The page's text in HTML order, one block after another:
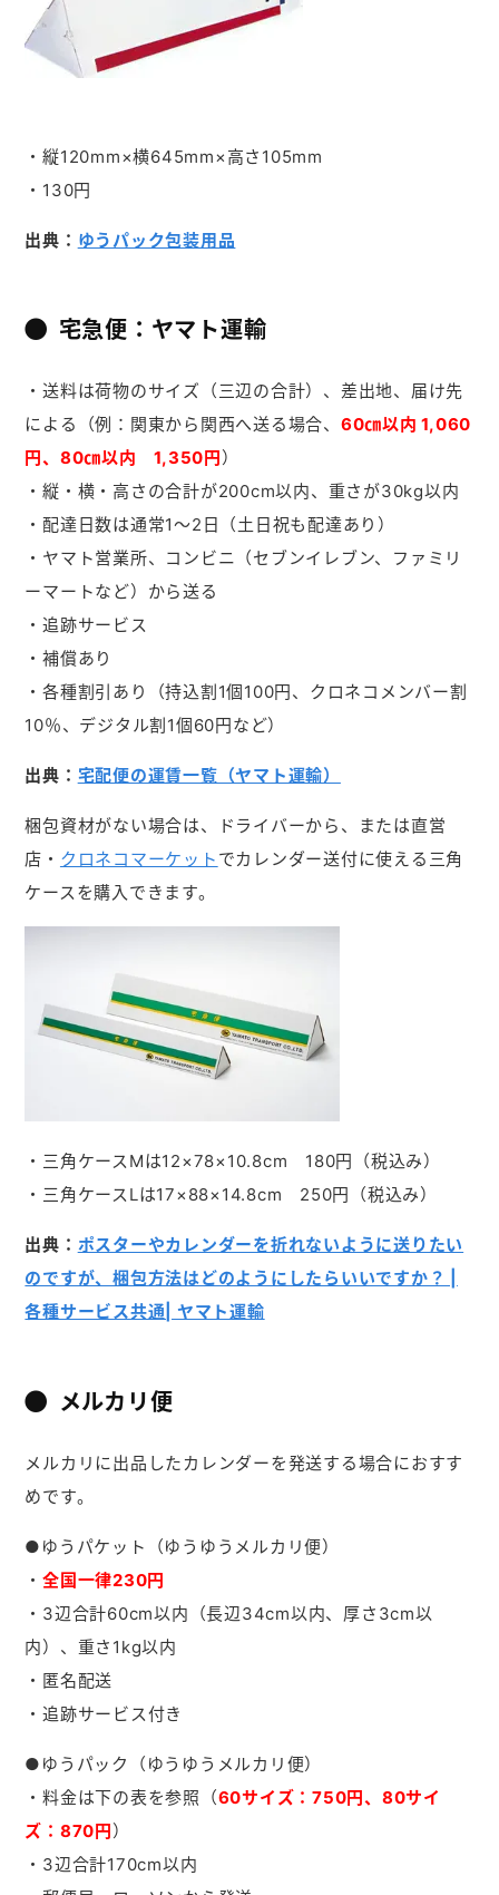
・縦120mm×横645mm×高さ105mm
・130円
出典： ゆうパック包装用品
宅急便：ヤマト運輸
・送料は荷物のサイズ（三辺の合計）、差出地、届け先
による（例：関東から関西へ送る場合、 60㎝以内 1,060
円、80㎝以内 1,350円 ）
・縦・横・高さの合計が200cm以内、重さが30kg以内
・配達日数は通常1～2日（土日祝も配達あり）
・ヤマト営業所、コンビニ（セブンイレブン、ファミリ
ーマートなど）から送る
・追跡サービス
・補償あり
・各種割引あり（持込割1個100円、クロネコメンバー割
10％、デジタル割1個60円など）
出典： 宅配便の運賃一覧（ヤマト運輸）
梱包資材がない場合は、ドライバーから、または直営
店・ クロネコマーケット でカレンダー送付に使える三角
ケースを購入できます。
・三角ケースMは12×78×10.8cm 180円（税込み）
・三角ケースLは17×88×14.8cm 250円（税込み）
出典： ポスターやカレンダーを折れないように送りたい
のですが、梱包方法はどのようにしたらいいですか？ |
各種サービス共通| ヤマト運輸
メルカリ便
メルカリに出品したカレンダーを発送する場合におすす
めです。
●ゆうパケット（ゆうゆうメルカリ便）
・全国一律230円
・3辺合計60cm以内（長辺34cm以内、厚さ3cm以
内）、重さ1kg以内
・匿名配送
・追跡サービス付き
●ゆうパック（ゆうゆうメルカリ便）
・料金は下の表を参照（60サイズ：750円、80サイ
ズ：870円）
・3辺合計170cm以内